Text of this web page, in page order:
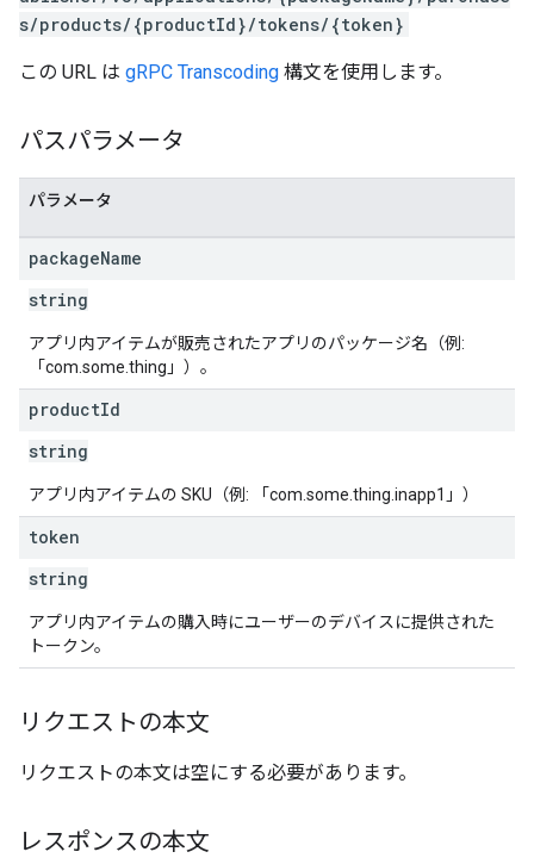
s/products/{productId}/tokens/{token}
この URL は gRPC Transcoding 構文を使用します。
パスパラメータ
パラメータ
packageName
string
アプリ内アイテムが販売されたアプリのパッケージ名（例:
「com.some.thing」）。
productId
string
アプリ内アイテムの SKU（例: 「com.some.thing.inapp1」）
token
string
アプリ内アイテムの購入時にユーザーのデバイスに提供された
トークン。
リクエストの本文
リクエストの本文は空にする必要があります。
レスポンスの本文